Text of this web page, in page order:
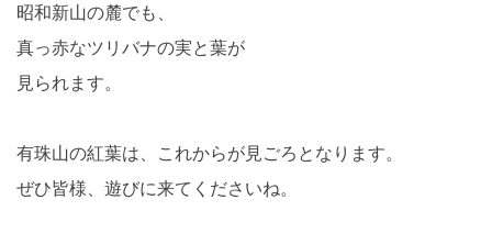
昭和新山の麓でも、
真っ赤なツリバナの実と葉が
見られます。
有珠山の紅葉は、これからが見ごろとなります。
ぜひ皆様、遊びに来てくださいね。